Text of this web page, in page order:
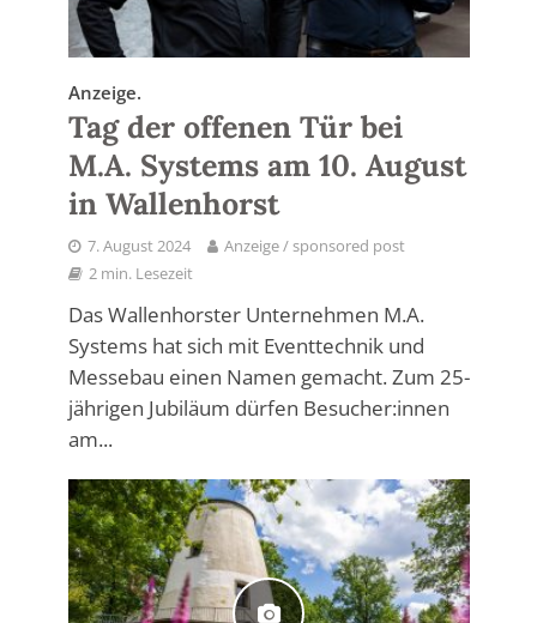
Anzeige.
Tag der offenen Tür bei
M.A. Systems am 10. August
in Wallenhorst
7. August 2024
Anzeige / sponsored post
2 min. Lesezeit
Das Wallenhorster Unternehmen M.A.
Systems hat sich mit Eventtechnik und
Messebau einen Namen gemacht. Zum 25-
jährigen Jubiläum dürfen Besucher:innen
am...